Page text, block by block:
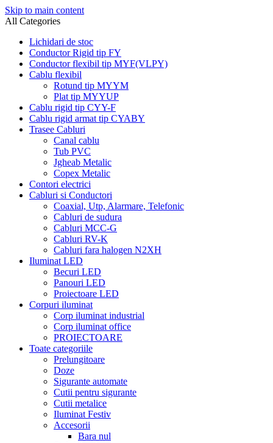
Skip to main content
All Categories
Lichidari de stoc
Conductor Rigid tip FY
Conductor flexibil tip MYF(VLPY)
Cablu flexibil
Rotund tip MYYM
Plat tip MYYUP
Cablu rigid tip CYY-F
Cablu rigid armat tip CYABY
Trasee Cabluri
Canal cablu
Tub PVC
Jgheab Metalic
Copex Metalic
Contori electrici
Cabluri si Conductori
Coaxial, Utp, Alarmare, Telefonic
Cabluri de sudura
Cabluri MCC-G
Cabluri RV-K
Cabluri fara halogen N2XH
Iluminat LED
Becuri LED
Panouri LED
Proiectoare LED
Corpuri iluminat
Corp iluminat industrial
Corp iluminat office
PROIECTOARE
Toate categoriile
Prelungitoare
Doze
Sigurante automate
Cutii pentru sigurante
Cutii metalice
Iluminat Festiv
Accesorii
Bara nul